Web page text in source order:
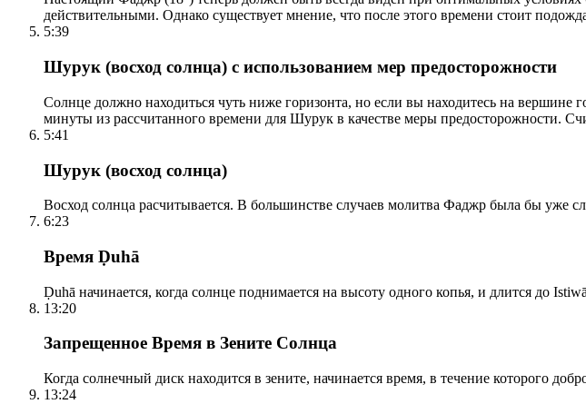
действительными. Однако существует мнение, что после этого времени стоит
5:39
Шурук (восход солнца) с использованием мер предосторожности
Солнце должно находиться чуть ниже горизонта, но если вы находитесь на
минуты из рассчитанного времени для Шурук в качестве меры предосторожности.
5:41
Шурук (восход солнца)
Восход солнца расчитывается. В большинстве случаев молитва Фаджр была бы уже
6:23
Время Ḍuhā
Ḍuhā начинается, когда солнце поднимается на высоту одного копья, и длится до
13:20
Запрещенное Время в Зените Солнца
Когда солнечный диск находится в зените, начинается время, в течение которого
13:24